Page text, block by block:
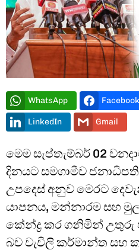
WhatsApp Facebook
LinkedIn Gmail
මෙම සැප්තැම්බර් 02
දිනයට සමගාමීව
උපදෙස් අනුව මෙරට
යාපනය, මන්නාරම සහ
කේන්ද්‍ර කර ගනිමින් උතුරු
බව වැවිලි කර්මාන්ත සහ